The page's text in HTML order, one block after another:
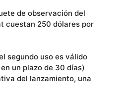
de observación del
cuestan 250 dólares por
segundo uso es válido
un plazo de 30 días)
del lanzamiento, una